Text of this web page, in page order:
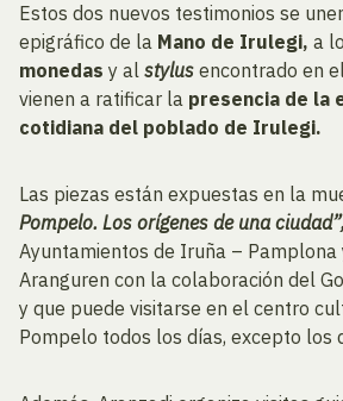
Estos dos nuevos testimonios se
epigráfico de la Mano de Irulegi, a
monedas y al stylus encontrado en
vienen a ratificar la presencia de la
cotidiana del poblado de Irulegi.
Las piezas están expuestas en la
Pompelo. Los orígenes de una ciudad”,
Ayuntamientos de Iruña – Pamplona
Aranguren con la colaboración del
y que puede visitarse en el centro
Pompelo todos los días, excepto los